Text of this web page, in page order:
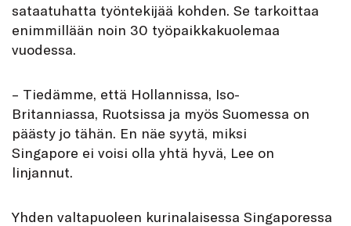
sataatuhatta työntekijää kohden. Se tarkoittaa
enimmillään noin 30 työpaikkakuolemaa
vuodessa.
– Tiedämme, että Hollannissa, Iso-
Britanniassa, Ruotsissa ja myös Suomessa on
päästy jo tähän. En näe syytä, miksi
Singapore ei voisi olla yhtä hyvä, Lee on
linjannut.
Yhden valtapuoleen kurinalaisessa Singaporessa